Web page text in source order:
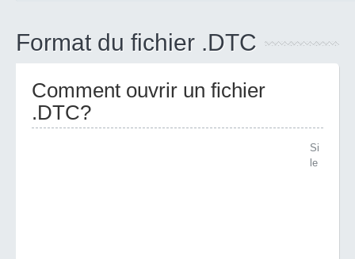
Format du fichier .DTC
Comment ouvrir un fichier
.DTC?
Si
le